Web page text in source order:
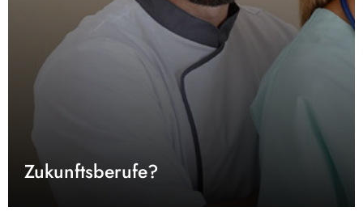
Zukunftsberufe?